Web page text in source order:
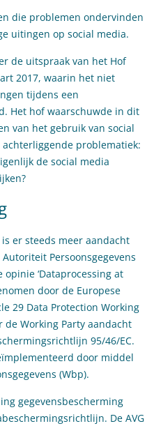
die problemen ondervinden
uitingen op social media.
de uitspraak van het Hof
2017, waarin het niet
tijdens een
Het hof waarschuwde in dit
van het gebruik van social
problematiek:
de social media
er steeds meer aandacht
Persoonsgegevens
‘Dataprocessing at
door de Europese
29 Data Protection Working
de Working Party aandacht
95/46/EC.
door middel
(Wbp).
gegevensbescherming
De AVG